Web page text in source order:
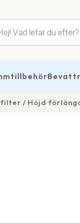
filter Höjd